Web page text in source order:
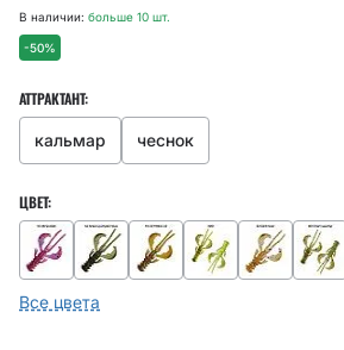
-50%
В наличии: больше 10 шт.
АТТРАКТАНТ:
кальмар чеснок
ЦВЕТ:
Все цвета